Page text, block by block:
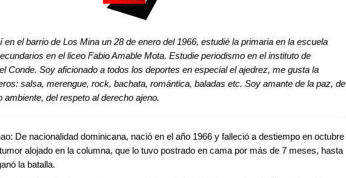
el barrio de Los Mina un 28 de enero del 1966, estudié la primaria en la escuela
en el liceo Fabio Amable Mota. Estudie periodismo en el instituto de
Conde. Soy aficionado a todos los deportes en especial el ajedrez, me gusta la
salsa, merengue, rock, bachata, romántica, baladas etc. Soy amante de la paz, de
ambiente, del respeto al derecho ajeno.
De nacionalidad dominicana, nació en el año 1966 y falleció a destiempo en octubre
alojado en la columna, que lo tuvo postrado en cama por más de 7 meses, hasta
la batalla.